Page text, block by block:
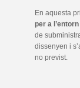
En aquesta
per a
de
dissenyen i
no previst.